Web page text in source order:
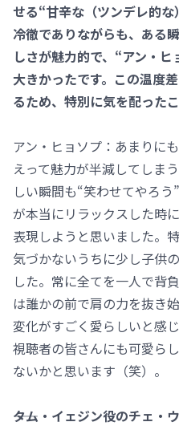
せる“甘辛な（ツンデレ的
冷徹でありながらも、ある
しさが魅力的で、“アン・
大きかったです。この温度
るため、特別に気を配った
アン・ヒョソプ：あまりに
えって魅力が半減してしま
しい瞬間も“笑わせてやろ
が本当にリラックスした時
表現しようと思いました。
気づかないうちに少し子供
した。常に全てを一人で背
は誰かの前で肩の力を抜き
変化がすごく愛らしいと感
視聴者の皆さんにも可愛ら
ないかと思います（笑）。
――タム・イェジン役のチェ